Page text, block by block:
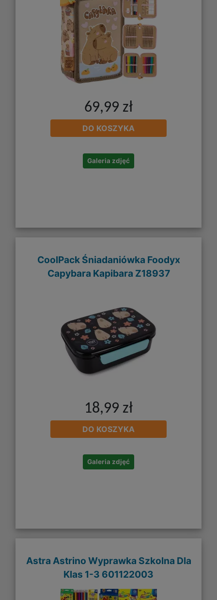
69,99 zł
DO KOSZYKA
Galeria zdjęć
CoolPack Śniadaniówka Foodyx
Capybara Kapibara Z18937
18,99 zł
DO KOSZYKA
Galeria zdjęć
Astra Astrino Wyprawka Szkolna Dla
Klas 1-3 601122003